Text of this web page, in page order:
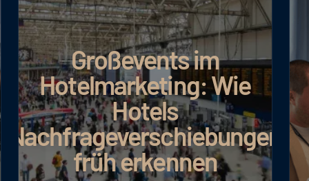
Großevents im
Hotelmarketing: Wie
Hotels
Nachfrageverschiebungen
früh erkennen